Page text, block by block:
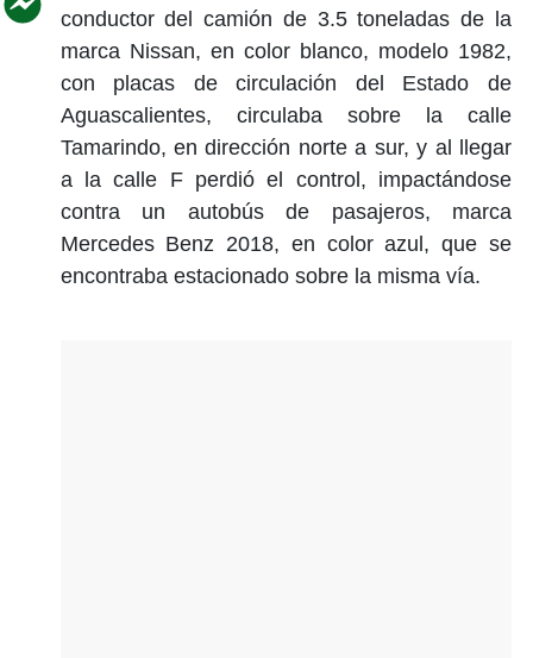
conductor del camión de 3.5 toneladas de la
marca Nissan, en color blanco, modelo 1982,
con placas de circulación del Estado de
Aguascalientes, circulaba sobre la calle
Tamarindo, en dirección norte a sur, y al llegar
a la calle F perdió el control, impactándose
contra un autobús de pasajeros, marca
Mercedes Benz 2018, en color azul, que se
encontraba estacionado sobre la misma vía.